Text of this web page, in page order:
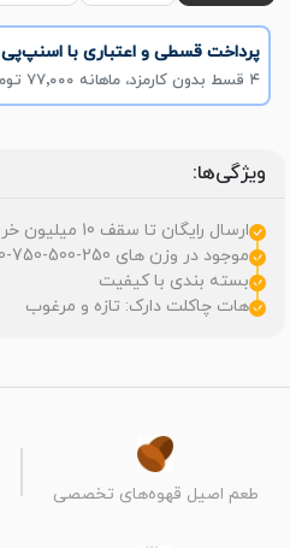
پرداخت قسطی و اعتباری با اسنپ‌پی
۴ قسط بدون کارمزد، ماهانه ۷۷٬۰۰۰ تومان
ویژگی‌ها:
ارسال رایگان تا سقف 10 میلیون خرید به سراسر ایران
موجود در وزن های 250-500-750-1000 گرمی و عمده
بسته بندی با کیفیت
هات چاکلت دارک: تازه و مرغوب
طعم اصیل قهوه‌های تخصصی